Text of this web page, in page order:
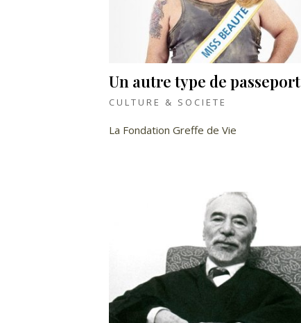
Un autre type de passeport
CULTURE & SOCIETE
La Fondation Greffe de Vie